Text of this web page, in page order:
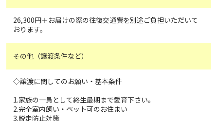
26,300円＋お届けの際の往復交通費を別途ご負担いただいて
おります。
その他（譲渡条件など）
◇譲渡に関してのお願い・基本条件
1.家族の一員として終生最期まで愛育下さい。
2.完全室内飼い・ペット可のお住まい
3.脱走防止対策